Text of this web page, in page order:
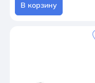
В корзину